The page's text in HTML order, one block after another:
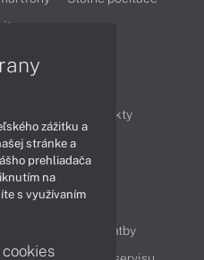
Produkty
Videá
doručenia a platby
zážitku a
stránke a
prehliadača
na
s využívaním